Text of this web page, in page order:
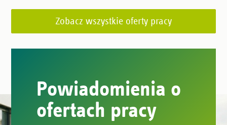
Zobacz wszystkie oferty pracy
Powiadomienia o
ofertach pracy